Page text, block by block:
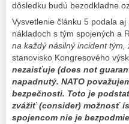
dôsledku budú bezodkladne
Vysvetlenie článku 5 podala
nákladoch s tým spojených a
na každý násilný incident tým,
stanovisko Kongresového
nezaisťuje (does not
napadnutý. NATO
bezpečnosti. Toto je
zvážiť (consider) možnosť
spojencom nie je